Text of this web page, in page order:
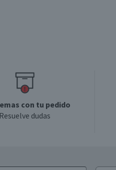
con tu pedido
Resuelve dudas